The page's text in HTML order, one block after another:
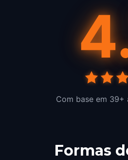
Com base em 39+
Formas